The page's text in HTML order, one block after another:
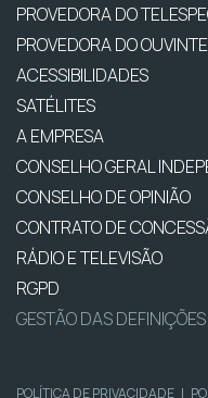
PROVEDORA DO
PROVEDORA DO OUVINTE
ACESSIBILIDADES
SATÉLITES
A EMPRESA
CONSELHO GERAL
CONSELHO DE OPINIÃO
CONTRATO DE
RÁDIO E TELEVISÃO
RGPD
GESTÃO DAS
POLÍTICA DE PRIVACIDADE |